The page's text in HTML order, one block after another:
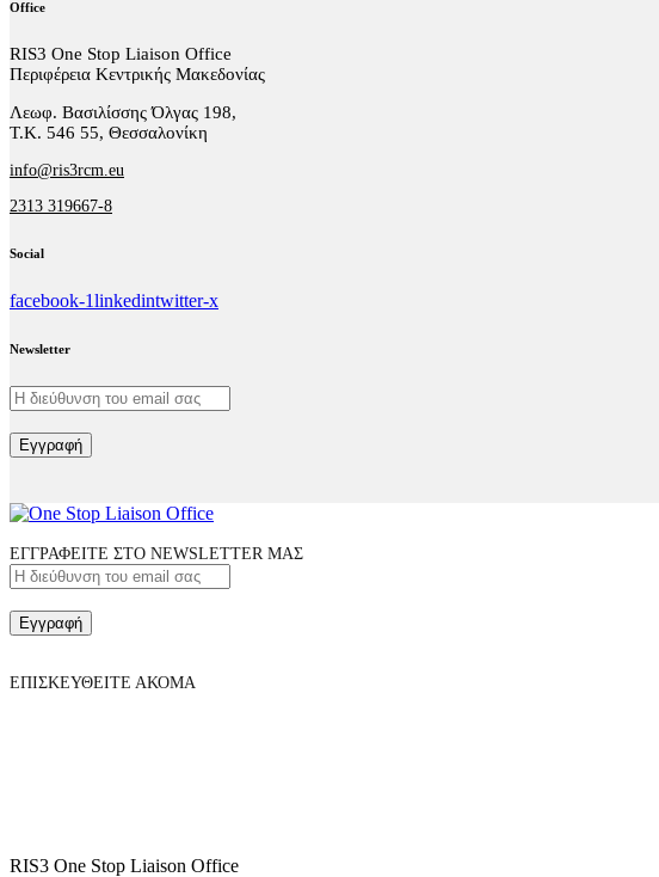
Office
RIS3 One Stop Liaison Office
Περιφέρεια Κεντρικής Μακεδονίας
Λεωφ. Βασιλίσσης Όλγας 198,
Τ.Κ. 546 55, Θεσσαλονίκη
info@ris3rcm.eu
2313 319667-8
Social
facebook-1linkedintwitter-x
Newsletter
Εγγραφή
ΕΓΓΡΑΦΕΙΤΕ ΣΤΟ NEWSLETTER ΜΑΣ
Εγγραφή
ΕΠΙΣΚΕΥΘΕΙΤΕ ΑΚΟΜΑ
RIS3 One Stop Liaison Office